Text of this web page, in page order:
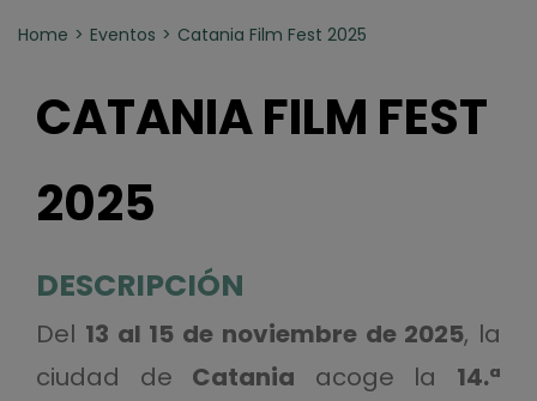
Home Eventos Catania Film Fest 2025
CATANIA FILM FEST
2025
DESCRIPCIÓN
Del 13 al 15 de noviembre de 2025, la
ciudad de Catania acoge la 14.ª